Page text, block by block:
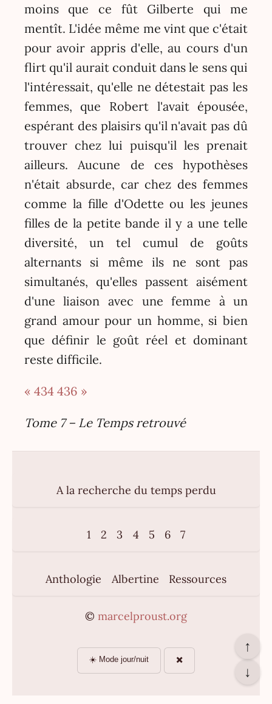
moins que ce fût Gilberte qui me
mentît. L'idée même me vint que c'était
pour avoir appris d'elle, au cours d'un
flirt qu'il aurait conduit dans le sens qui
l'intéressait, qu'elle ne détestait pas les
femmes, que Robert l'avait épousée,
espérant des plaisirs qu'il n'avait pas dû
trouver chez lui puisqu'il les prenait
ailleurs. Aucune de ces hypothèses
n'était absurde, car chez des femmes
comme la fille d'Odette ou les jeunes
filles de la petite bande il y a une telle
diversité, un tel cumul de goûts
alternants si même ils ne sont pas
simultanés, qu'elles passent aisément
d'une liaison avec une femme à un
grand amour pour un homme, si bien
que définir le goût réel et dominant
reste difficile.
« 434 436 »
Tome 7 – Le Temps retrouvé
↑
↓
A la recherche du temps perdu
1 2 3 4 5 6 7
Anthologie Albertine Ressources
© marcelproust.org
☀️ Mode jour/nuit ✖️